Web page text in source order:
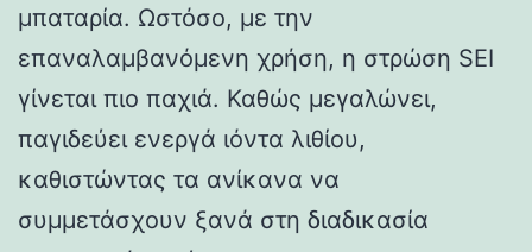
μπαταρία. Ωστόσο, με την
επαναλαμβανόμενη χρήση, η στρώση SEI
γίνεται πιο παχιά. Καθώς μεγαλώνει,
παγιδεύει ενεργά ιόντα λιθίου,
καθιστώντας τα ανίκανα να
συμμετάσχουν ξανά στη διαδικασία